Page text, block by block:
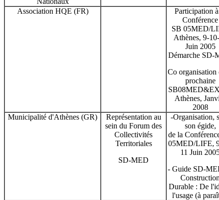
Association HQE (FR)
Participation
Conférence
SB 05MED/
Athènes, 9-
Juin 2005
Démarche SD-
Co organisation
prochaine
Athènes,
2008
Municipalité d'Athènes (GR)
Représentation au
sein du Forum des
Collectivités
Territoriales
SD-MED
-Organisation,
son égide,
de la
05MED/LIFE,
11 Juin
- Guide SD-
Durable : De
l'usage (à